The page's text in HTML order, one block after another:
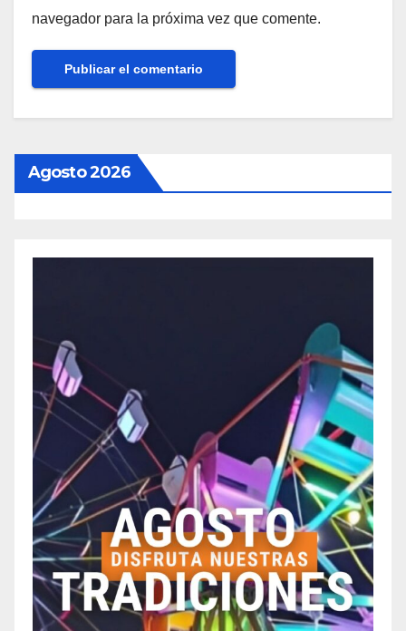
navegador para la próxima vez que comente.
Agosto 2026